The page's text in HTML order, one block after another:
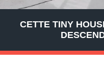
CETTE TINY